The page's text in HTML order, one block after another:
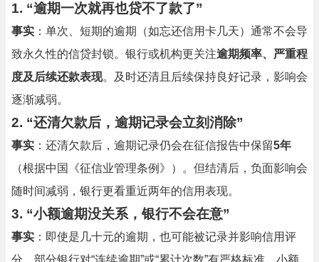
1. “逾期一次就再也贷不了款了”
事实 ：单次、短期的逾期（如忘还信用卡几天）通常不会导
致永久性的信贷封锁。银行或机构更关注逾期频率、严重程
度及后续还款表现。及时还清且后续保持良好记录，影响会
逐渐减弱。
2. “还清欠款后，逾期记录会立刻消除”
事实 ：还清欠款后，逾期记录仍会在征信报告中保留5年
（根据中国《征信业管理条例》）。但结清后，负面影响会
随时间减弱，银行更看重近两年的信用表现。
3. “小额逾期没关系，银行不会在意”
事实 ：即使是几十元的逾期，也可能被记录并影响信用评
分。部分银行对“连续逾期”或“累计次数”有严格标准，小额